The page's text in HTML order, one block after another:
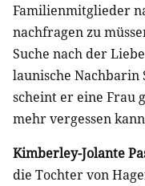
Familienmitglieder
nachfragen zu
Suche nach der
launische Nachbarin
scheint er eine Frau
mehr vergessen
Kimberley-Jolante
die Tochter von